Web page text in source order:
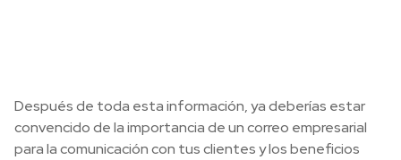
Después de toda esta información, ya deberías estar
convencido de la importancia de un correo empresarial
para la comunicación con tus clientes y los beneficios